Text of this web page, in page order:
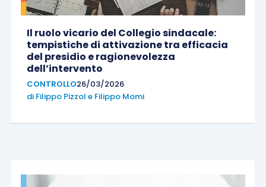
Il ruolo vicario del Collegio sindacale:
tempistiche di attivazione tra efficacia
del presidio e ragionevolezza
dell’intervento
CONTROLLO26/03/2026
di Filippo Pizzol e Filippo Momi